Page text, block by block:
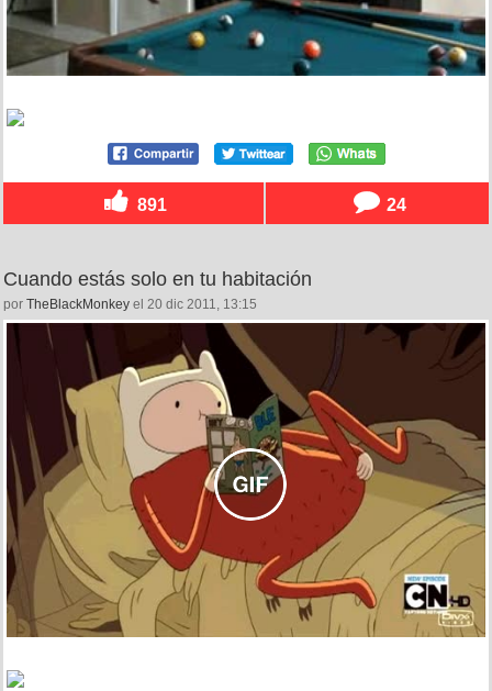
891 24
Cuando estás solo en tu habitación
por TheBlackMonkey el 20 dic 2011, 13:15